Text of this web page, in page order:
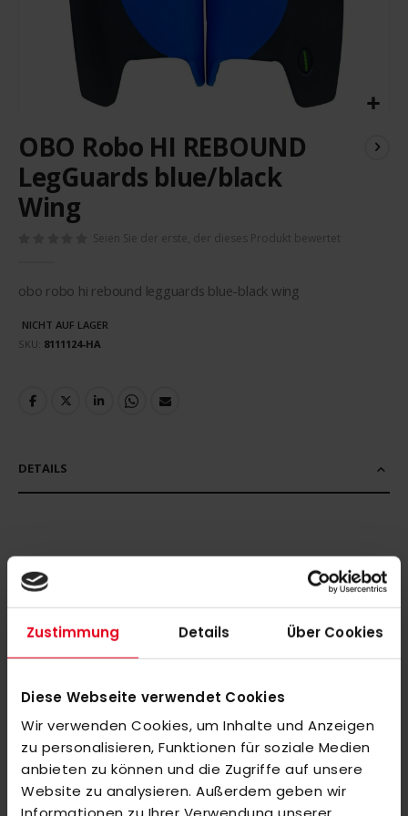
Zustimmung Details Über Cookies
Diese Webseite verwendet Cookies
Wir verwenden Cookies, um Inhalte und Anzeigen
zu personalisieren, Funktionen für soziale Medien
anbieten zu können und die Zugriffe auf unsere
Website zu analysieren. Außerdem geben wir
Anfang
der
Bildergalerie
springen
OBO Robo HI REBOUND
LegGuards blue/black
Wing
Seien Sie der erste, der dieses Produkt bewertet
obo robo hi rebound legguards blue-black wing
NICHT AUF LAGER
SKU 8111124-HA
DETAILS
MEHR INFORMATIONEN
BEWERTUNGEN
ÄHNLICHE PRODUKTE
Markieren Sie die Artikel, um Sie dem Warenkorb hinzuzufügen
adidas Flensburg HC Track Jacket Herren navy
55,00 €